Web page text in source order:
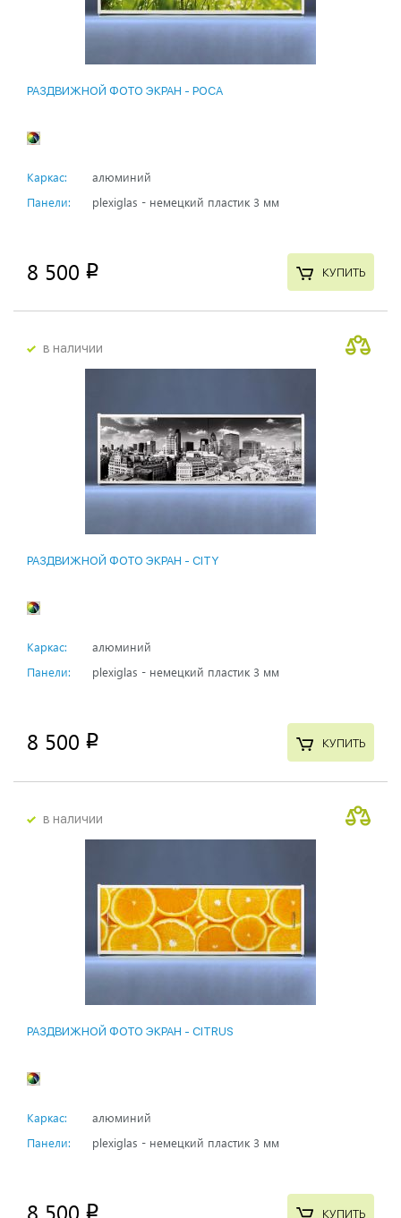
РАЗДВИЖНОЙ ФОТО ЭКРАН - РОСА
Каркас:
алюминий
Панели:
plexiglas - немецкий пластик 3 мм
8 500 p КУПИТЬ
в наличии
РАЗДВИЖНОЙ ФОТО ЭКРАН - CITY
Каркас:
алюминий
Панели:
plexiglas - немецкий пластик 3 мм
8 500 p КУПИТЬ
в наличии
РАЗДВИЖНОЙ ФОТО ЭКРАН - CITRUS
Каркас:
алюминий
Панели:
plexiglas - немецкий пластик 3 мм
8 500 p КУПИТЬ